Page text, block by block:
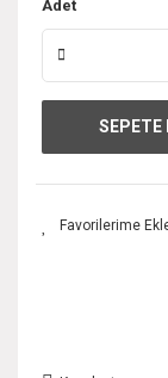
Adet
SEPETE